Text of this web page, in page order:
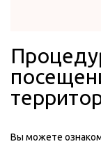
Вы можете